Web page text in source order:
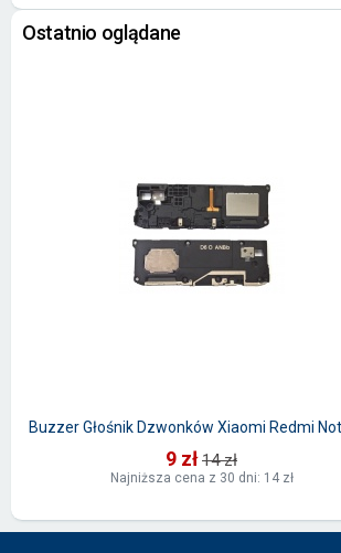
Ostatnio oglądane
Buzzer Głośnik Dzwonków Xiaomi Redmi
9 zł14 zł
Najniższa cena z 30 dni: 14 zł